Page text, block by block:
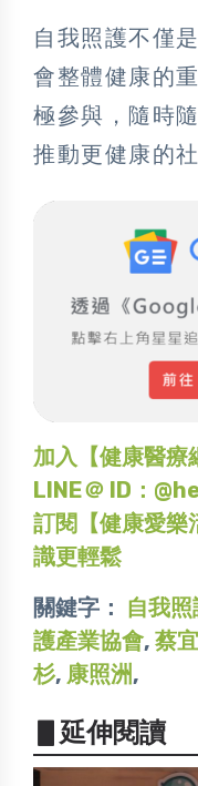
自我照護不僅
會整體健康的
極參與，隨時
推動更健康的社
加入【健康醫療
LINE＠ ID：
訂閱【健康愛樂
識更輕鬆
關鍵字： 自我照
護產業協會, 蔡
杉, 康照洲,
▋延伸閱讀